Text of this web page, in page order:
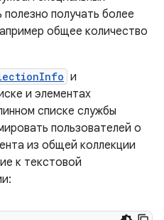
получать более
общее количество
и
и элементах
списке службы
пользователей о
из общей коллекции
к текстовой